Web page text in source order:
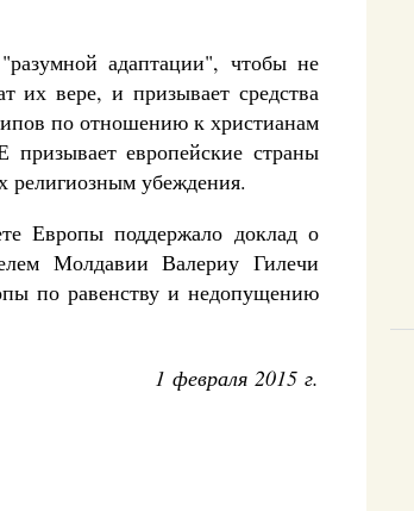
адаптации", чтобы не
их вере, и призывает средства
по отношению к христианам
европейские страны
религиозным убеждения.
Европы поддержало доклад о
Молдавии Валериу Гилечи
по равенству и недопущению
1 февраля 2015 г.